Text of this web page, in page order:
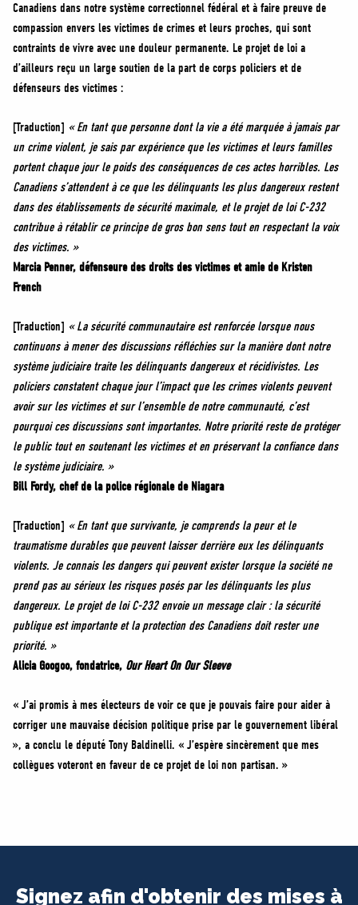
Canadiens dans notre système correctionnel fédéral et à faire preuve de
compassion envers les victimes de crimes et leurs proches, qui sont
contraints de vivre avec une douleur permanente. Le projet de loi a
d’ailleurs reçu un large soutien de la part de corps policiers et de
défenseurs des victimes :
[Traduction] « En tant que personne dont la vie a été marquée à jamais par
un crime violent, je sais par expérience que les victimes et leurs familles
portent chaque jour le poids des conséquences de ces actes horribles. Les
Canadiens s’attendent à ce que les délinquants les plus dangereux restent
dans des établissements de sécurité maximale, et le projet de loi C-232
contribue à rétablir ce principe de gros bon sens tout en respectant la voix
des victimes. »
Marcia Penner, défenseure des droits des victimes et amie de Kristen
French
[Traduction] « La sécurité communautaire est renforcée lorsque nous
continuons à mener des discussions réfléchies sur la manière dont notre
système judiciaire traite les délinquants dangereux et récidivistes. Les
policiers constatent chaque jour l’impact que les crimes violents peuvent
avoir sur les victimes et sur l’ensemble de notre communauté, c’est
pourquoi ces discussions sont importantes. Notre priorité reste de protéger
le public tout en soutenant les victimes et en préservant la confiance dans
le système judiciaire. »
Bill Fordy, chef de la police régionale de Niagara
[Traduction] « En tant que survivante, je comprends la peur et le
traumatisme durables que peuvent laisser derrière eux les délinquants
violents. Je connais les dangers qui peuvent exister lorsque la société ne
prend pas au sérieux les risques posés par les délinquants les plus
dangereux. Le projet de loi C-232 envoie un message clair : la sécurité
publique est importante et la protection des Canadiens doit rester une
priorité. »
Alicia Googoo, fondatrice, Our Heart On Our Sleeve
« J’ai promis à mes électeurs de voir ce que je pouvais faire pour aider à
corriger une mauvaise décision politique prise par le gouvernement libéral
», a conclu le député Tony Baldinelli. « J’espère sincèrement que mes
collègues voteront en faveur de ce projet de loi non partisan. »
Signez afin d'obtenir des mises à